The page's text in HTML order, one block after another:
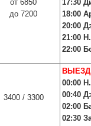
от 6850
до 7200
17:30
18:00
20:00
21:00
22:00
3400 / 3300
ВЫЕЗД
00:00
00:40
02:00
02:30